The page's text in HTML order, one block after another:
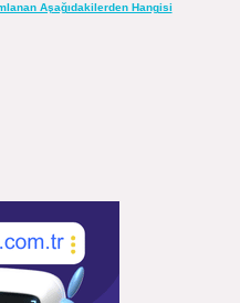
Aşağıdakilerden Hangisi